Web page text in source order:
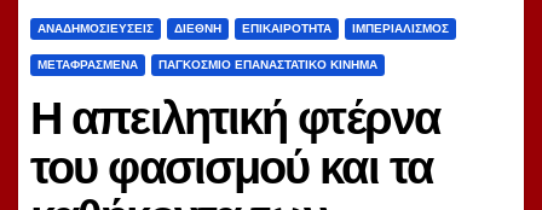
ΑΝΑΔΗΜΟΣΙΕΎΣΕΙΣ ΔΙΕΘΝΉ ΕΠΙΚΑΙΡΌΤΗΤΑ ΙΜΠΕΡΙΑΛΙΣΜΌΣ
ΜΕΤΑΦΡΑΣΜΈΝΑ ΠΑΓΚΌΣΜΙΟ ΕΠΑΝΑΣΤΑΤΙΚΌ ΚΊΝΗΜΑ
Η απειλητική φτέρνα
του φασισμού και τα